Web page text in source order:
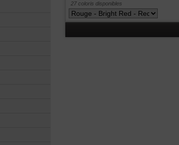
27 coloris disponibles